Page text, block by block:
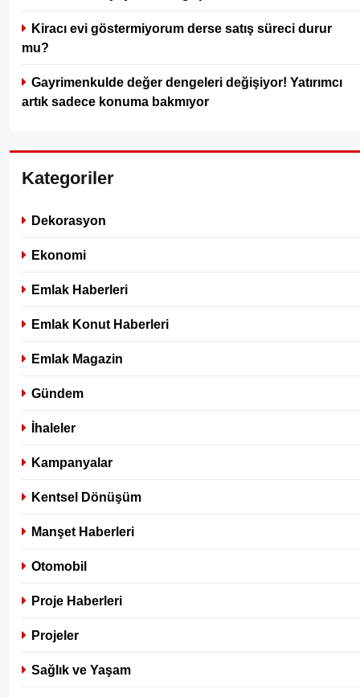
Kiracı evi göstermiyorum derse satış süreci durur
mu?
Gayrimenkulde değer dengeleri değişiyor! Yatırımcı
artık sadece konuma bakmıyor
Kategoriler
Dekorasyon
Ekonomi
Emlak Haberleri
Emlak Konut Haberleri
Emlak Magazin
Gündem
İhaleler
Kampanyalar
Kentsel Dönüşüm
Manşet Haberleri
Otomobil
Proje Haberleri
Projeler
Sağlık ve Yaşam